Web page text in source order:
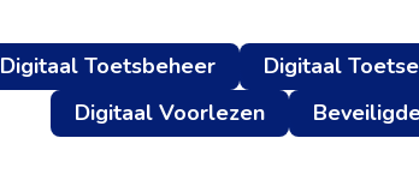
Digitaal Toetsbeheer Digitaal
Digitaal Voorlezen